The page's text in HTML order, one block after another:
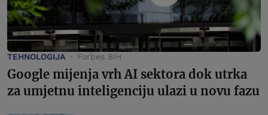
TEHNOLOGIJA Forbes BiH
Google mijenja vrh AI sektora dok utrka
za umjetnu inteligenciju ulazi u novu fazu